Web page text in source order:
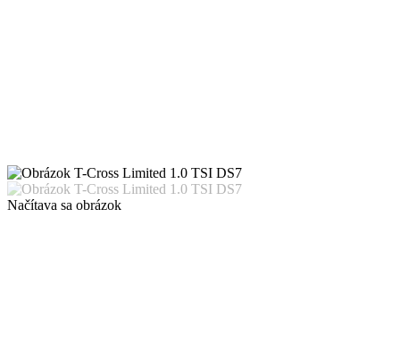
Načítava sa obrázok